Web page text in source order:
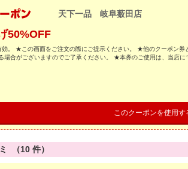
天下一品 岐阜薮田店
50%OFF
。 ★この画面をご注文の際にご提示ください。 ★他のクーポン
場合がございますのでご了承ください。 ★本券のご使用は、当店
このクーポンを使用す
（10 件）